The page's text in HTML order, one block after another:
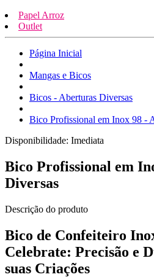
Papel Arroz
Outlet
Página Inicial
Mangas e Bicos
Bicos - Aberturas Diversas
Bico Profissional em Inox 98 -
Disponibilidade: Imediata
Bico Profissional em
Diversas
Descrição do produto
Bico de Confeiteiro
Celebrate: Precisão e
suas Criações